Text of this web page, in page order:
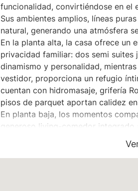
funcionalidad, convirtiéndose en el
Sus ambientes amplios, líneas
natural, generando una atmósfera
En la planta alta, la casa ofrece un
privacidad familiar: dos semi
dinamismo y personalidad,
vestidor, proporciona un refugio
cuentan con hidromasaje, grifería
pisos de parquet aportan calidez
En planta baja, los momentos
generoso living-comedor
gas natural y opción eléctrica. El
recepción y el quincho revestido
practicidad del día a día. Las
Para el disfrute de grandes y